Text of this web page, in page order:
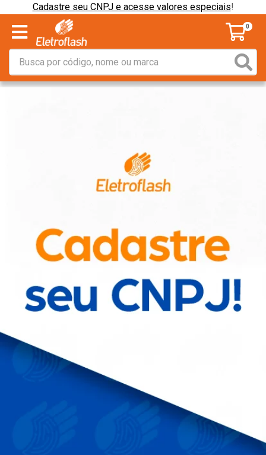
Cadastre seu CNPJ e acesse valores especiais!
0